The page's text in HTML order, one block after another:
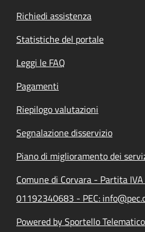
Richiedi assistenza
Statistiche del portale
Leggi le FAQ
Pagamenti
Riepilogo valutazioni
Segnalazione disservizio
Piano di miglioramento dei
Comune di Corvara - Partita
01192340683 - PEC:
Powered by Sportello